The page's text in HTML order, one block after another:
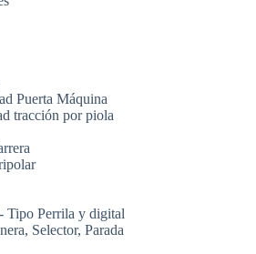
Puerta Máquina
tracción por piola
Tipo Perrila y digital
Selector, Parada